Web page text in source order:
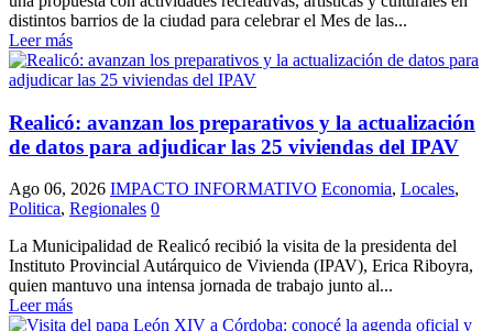
distintos barrios de la ciudad para celebrar el Mes de las...
Leer más
Realicó: avanzan los preparativos y la actualización
de datos para adjudicar las 25 viviendas del IPAV
Ago 06, 2026 IMPACTO INFORMATIVO Economia, Locales,
Politica, Regionales 0
La Municipalidad de Realicó recibió la visita de la presidenta del
Instituto Provincial Autárquico de Vivienda (IPAV), Erica Riboyra,
quien mantuvo una intensa jornada de trabajo junto al...
Leer más